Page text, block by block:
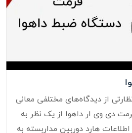
از دیدگاه‌های مختلفی معانی
دی وی ار داهوا از یک نظر به
هارد دوربین مداربسته به